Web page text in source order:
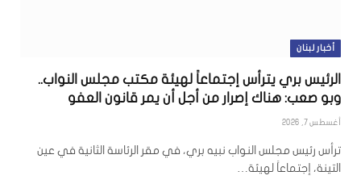
أخبار لبنان
الرئيس بري يترأس إجتماعاً لهيئة مكتب مجلس النواب..
وبو صعب: هناك إصرار من أجل أن يمر قانون العفو
أغسطس 7, 2026
ترأس رئيس مجلس النواب نبيه بري، في مقر الرئاسة الثانية في عين
التينة، إجتماعاً لهيئة…